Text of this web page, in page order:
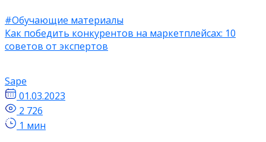
#Обучающие материалы
Как победить конкурентов на маркетплейсах: 10
советов от экспертов
Sape
01.03.2023
2 726
1 мин